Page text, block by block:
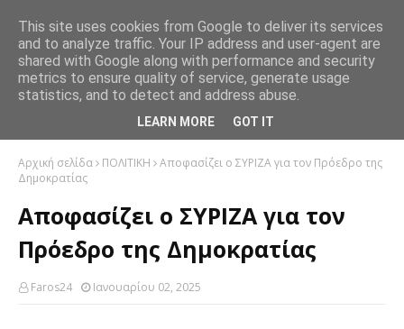
Αρχική σελίδα ΠΟΛΙΤΙΚΗ
Αποφασίζει ο ΣΥΡΙΖΑ για τον Πρόεδρο της
Δημοκρατίας
Αποφασίζει ο ΣΥΡΙΖΑ για τον
Πρόεδρο της Δημοκρατίας
Faros24 Ιανουαρίου 02, 2025
This site uses cookies from Google to deliver its services
and to analyze traffic. Your IP address and user-agent are
shared with Google along with performance and security
metrics to ensure quality of service, generate usage
statistics, and to detect and address abuse.
LEARN MORE GOT IT